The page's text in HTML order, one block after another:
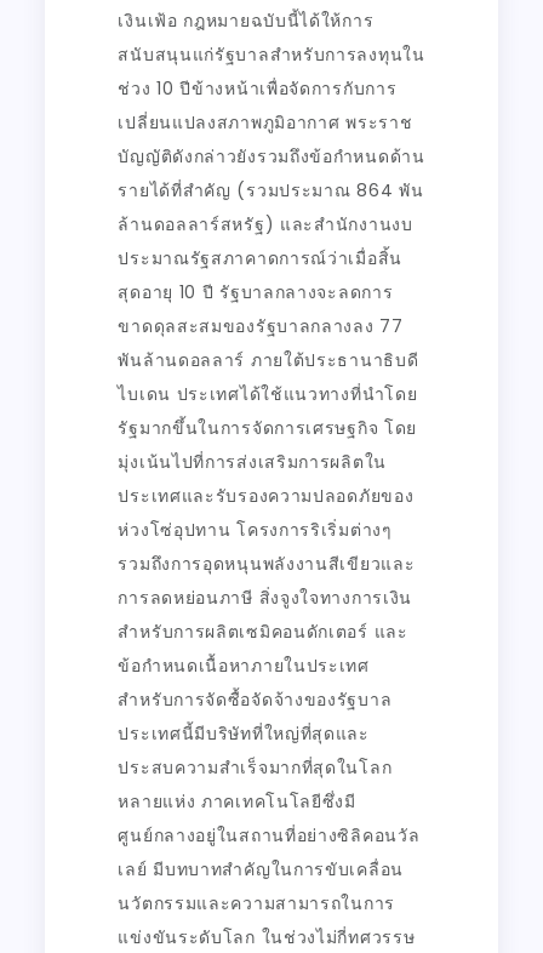
เงินเฟ้อ กฎหมายฉบับนี้ได้ให้การ
สนับสนุนแก่รัฐบาลสำหรับการลงทุนใน
ช่วง 10 ปีข้างหน้าเพื่อจัดการกับการ
เปลี่ยนแปลงสภาพภูมิอากาศ พระราช
บัญญัติดังกล่าวยังรวมถึงข้อกำหนดด้าน
รายได้ที่สำคัญ (รวมประมาณ 864 พัน
ล้านดอลลาร์สหรัฐ) และสำนักงานงบ
ประมาณรัฐสภาคาดการณ์ว่าเมื่อสิ้น
สุดอายุ 10 ปี รัฐบาลกลางจะลดการ
ขาดดุลสะสมของรัฐบาลกลางลง 77
พันล้านดอลลาร์ ภายใต้ประธานาธิบดี
ไบเดน ประเทศได้ใช้แนวทางที่นำโดย
รัฐมากขึ้นในการจัดการเศรษฐกิจ โดย
มุ่งเน้นไปที่การส่งเสริมการผลิตใน
ประเทศและรับรองความปลอดภัยของ
ห่วงโซ่อุปทาน โครงการริเริ่มต่างๆ
รวมถึงการอุดหนุนพลังงานสีเขียวและ
การลดหย่อนภาษี สิ่งจูงใจทางการเงิน
สำหรับการผลิตเซมิคอนดักเตอร์ และ
ข้อกำหนดเนื้อหาภายในประเทศ
สำหรับการจัดซื้อจัดจ้างของรัฐบาล
ประเทศนี้มีบริษัทที่ใหญ่ที่สุดและ
ประสบความสำเร็จมากที่สุดในโลก
หลายแห่ง ภาคเทคโนโลยีซึ่งมี
ศูนย์กลางอยู่ในสถานที่อย่างซิลิคอนวัล
เลย์ มีบทบาทสำคัญในการขับเคลื่อน
นวัตกรรมและความสามารถในการ
แข่งขันระดับโลก ในช่วงไม่กี่ทศวรรษ